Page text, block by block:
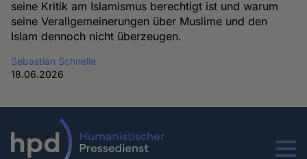
seine Kritik am Islamismus berechtigt ist und warum
seine Verallgemeinerungen über Muslime und den
Islam dennoch nicht überzeugen.
Sebastian Schnelle
18.06.2026
Menu